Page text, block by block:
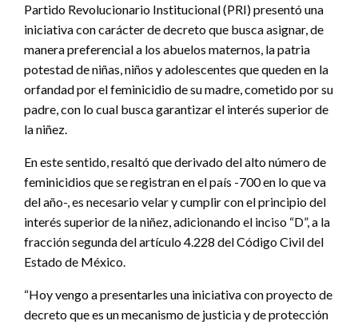
Partido Revolucionario Institucional (PRI) presentó una
iniciativa con carácter de decreto que busca asignar, de
manera preferencial a los abuelos maternos, la patria
potestad de niñas, niños y adolescentes que queden en la
orfandad por el feminicidio de su madre, cometido por su
padre, con lo cual busca garantizar el interés superior de
la niñez.
En este sentido, resaltó que derivado del alto número de
feminicidios que se registran en el país -700 en lo que va
del año-, es necesario velar y cumplir con el principio del
interés superior de la niñez, adicionando el inciso “D”, a la
fracción segunda del artículo 4.228 del Código Civil del
Estado de México.
“Hoy vengo a presentarles una iniciativa con proyecto de
decreto que es un mecanismo de justicia y de protección